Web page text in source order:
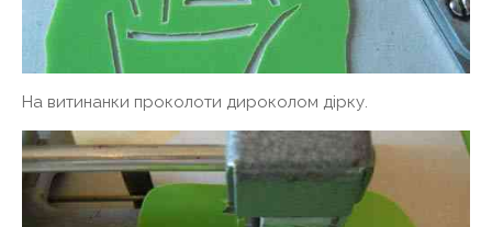
На витинанки проколоти дироколом дірку.